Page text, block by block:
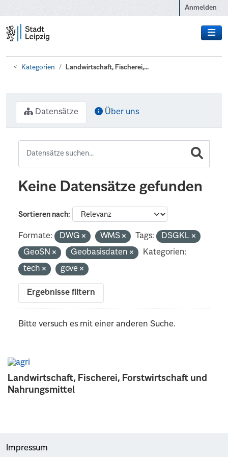
Anmelden
Kategorien Landwirtschaft, Fischerei,...
Landwirtschaft, Fischerei, Forstwirtschaft und
Nahrungsmittel
Datensätze Über uns
Keine Datensätze gefunden
Sortieren nach
Formate: DWG WMS Tags:
DSGKL
GeoSN
Geobasisdaten
Kategorien:
tech
gove
Ergebnisse filtern
Bitte versuch es mit einer anderen Suche.
Impressum